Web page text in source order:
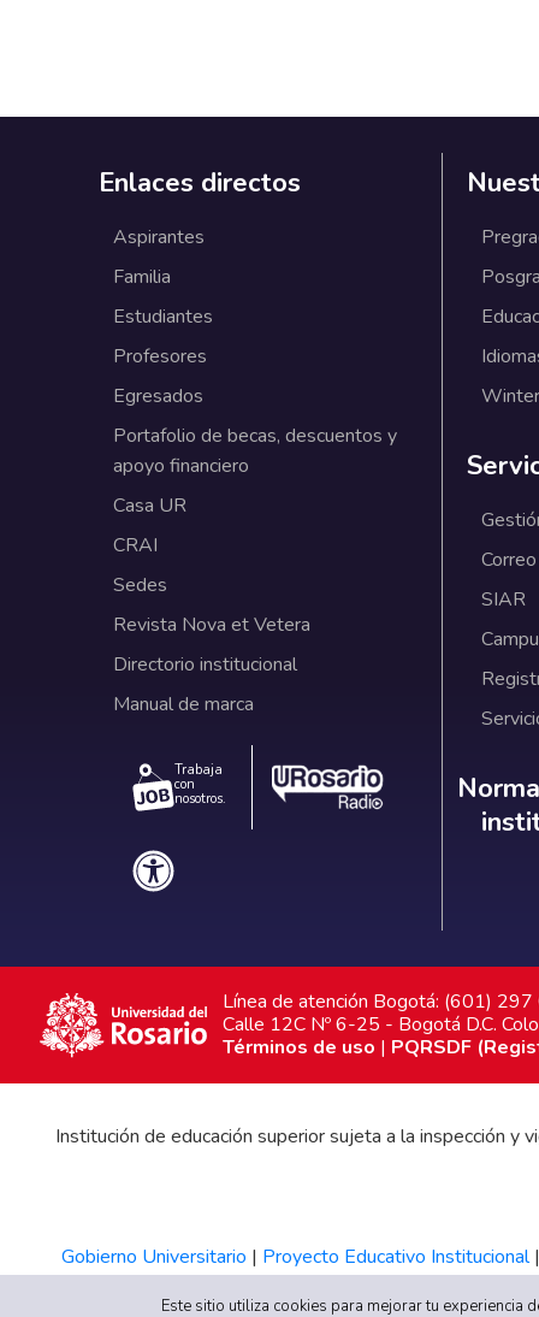
Enlaces directos
Aspirantes
Familia
Estudiantes
Profesores
Egresados
Portafolio de becas, descuentos y
apoyo financiero
Casa UR
CRAI
Sedes
Revista Nova et Vetera
Directorio institucional
Manual de marca
Trabaja
con
nosotros.
SIAR
Línea de atención Bogotá: (601)
Calle 12C Nº 6-25 - Bogotá D.C.
Términos de uso | PQRSDF
Institución de educación superior sujeta a la inspección
Gobierno Universitario | Proyecto Educativo Institucional|
Este sitio utiliza cookies para mejorar tu experiencia